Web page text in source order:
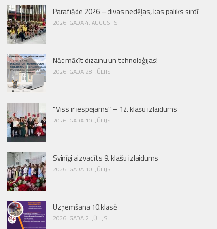
Parafiāde 2026 – divas nedēļas, kas paliks sirdī
2026. GADA 4. AUGUSTS
Nāc mācīt dizainu un tehnoloģijas!
2026. GADA 28. JŪLIJS
“Viss ir iespējams” – 12. klašu izlaidums
2026. GADA 10. JŪLIJS
Svinīgi aizvadīts 9. klašu izlaidums
2026. GADA 10. JŪLIJS
Uzņemšana 10.klasē
2026. GADA 2. JŪLIJS